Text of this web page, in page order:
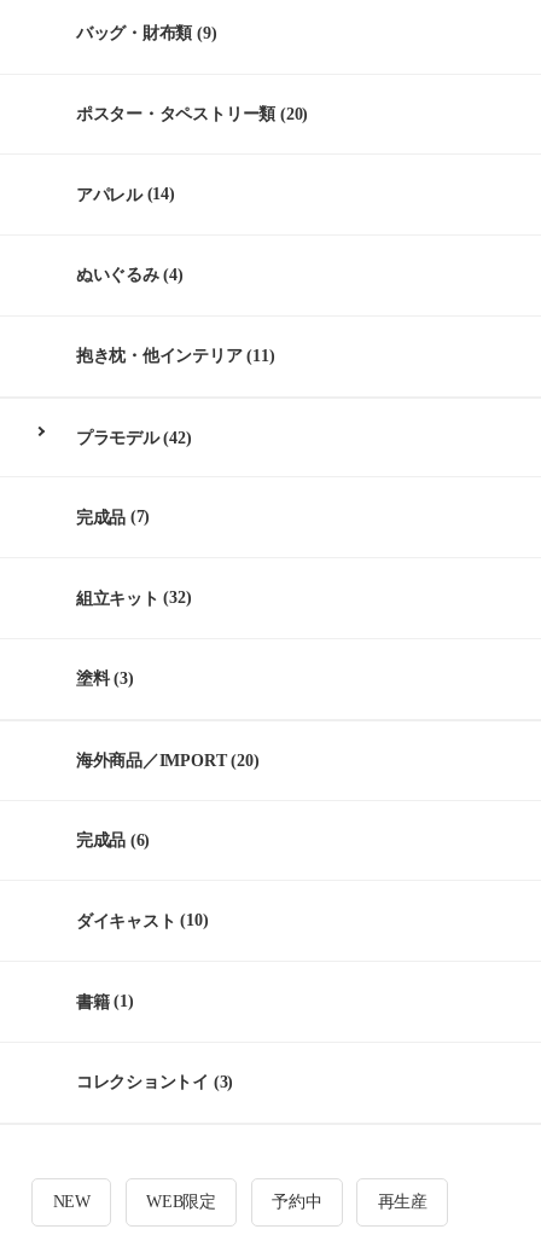
バッグ・財布類 (9)
ポスター・タペストリー類 (20)
アパレル(14)
ぬいぐるみ(4)
抱き枕・他インテリア(11)
プラモデル(42)
完成品 (7)
組立キット (32)
塗料(3)
海外商品／IMPORT(20)
完成品 (6)
ダイキャスト (10)
書籍(1)
コレクショントイ (3)
NEW WEB限定 予約中 再生産